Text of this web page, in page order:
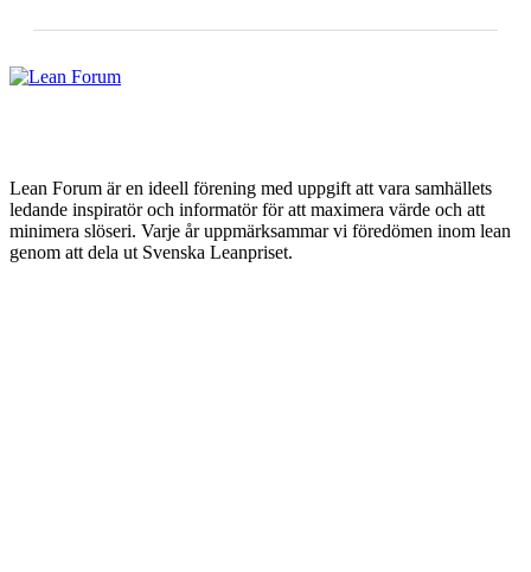
Lean Forum är en ideell förening med uppgift att vara samhällets
ledande inspiratör och informatör för att maximera värde och att
minimera slöseri. Varje år uppmärksammar vi föredömen inom lean
genom att dela ut Svenska Leanpriset.